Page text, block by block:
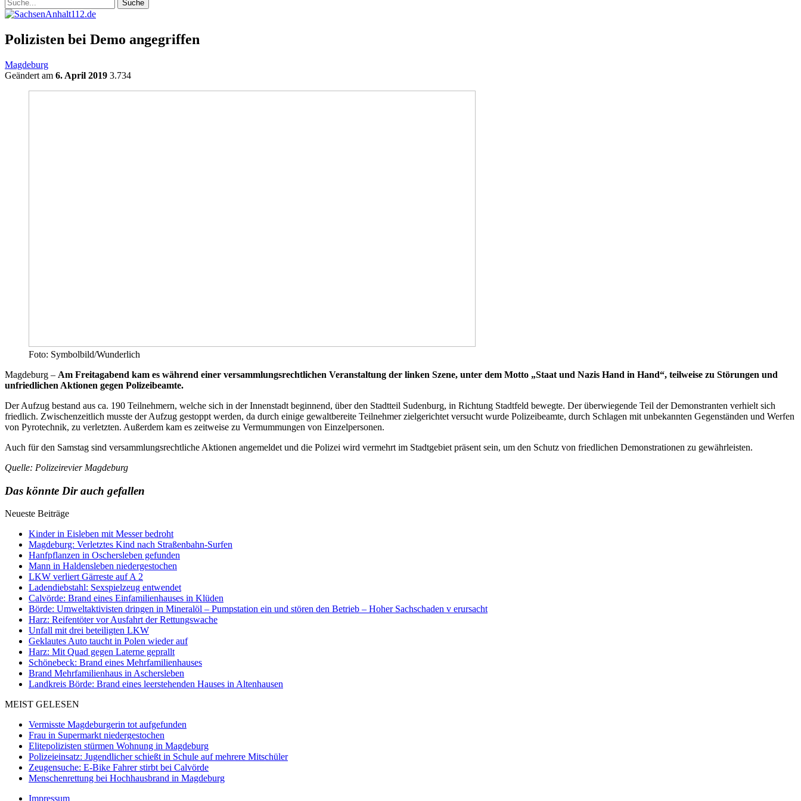
Polizisten bei Demo angegriffen
Magdeburg
Geändert am 6. April 2019 3.734
Foto: Symbolbild/Wunderlich
Magdeburg – Am Freitagabend kam es während einer versammlungsrechtlichen Veranstaltung der linken Szene, unter dem Motto „Staat und Nazis Hand in Hand“, teilweise zu Störungen und
unfriedlichen Aktionen gegen Polizeibeamte.
Der Aufzug bestand aus ca. 190 Teilnehmern, welche sich in der Innenstadt beginnend, über den Stadtteil Sudenburg, in Richtung Stadtfeld bewegte. Der überwiegende Teil der Demonstranten verhielt sich
friedlich. Zwischenzeitlich musste der Aufzug gestoppt werden, da durch einige gewaltbereite Teilnehmer zielgerichtet versucht wurde Polizeibeamte, durch Schlagen mit unbekannten Gegenständen und Werfen
von Pyrotechnik, zu verletzten. Außerdem kam es zeitweise zu Vermummungen von Einzelpersonen.
Auch für den Samstag sind versammlungsrechtliche Aktionen angemeldet und die Polizei wird vermehrt im Stadtgebiet präsent sein, um den Schutz von friedlichen Demonstrationen zu gewährleisten.
Quelle: Polizeirevier Magdeburg
Das könnte Dir auch gefallen
Neueste Beiträge
Kinder in Eisleben mit Messer bedroht
Magdeburg: Verletztes Kind nach Straßenbahn-Surfen
Hanfpflanzen in Oschersleben gefunden
Mann in Haldensleben niedergestochen
LKW verliert Gärreste auf A 2
Ladendiebstahl: Sexspielzeug entwendet
Calvörde: Brand eines Einfamilienhauses in Klüden
Börde: Umweltaktivisten dringen in Mineralöl – Pumpstation ein und stören den Betrieb – Hoher Sachschaden v erursacht
Harz: Reifentöter vor Ausfahrt der Rettungswache
Unfall mit drei beteiligten LKW
Geklautes Auto taucht in Polen wieder auf
Harz: Mit Quad gegen Laterne geprallt
Schönebeck: Brand eines Mehrfamilienhauses
Brand Mehrfamilienhaus in Aschersleben
Landkreis Börde: Brand eines leerstehenden Hauses in Altenhausen
MEIST GELESEN
Vermisste Magdeburgerin tot aufgefunden
Frau in Supermarkt niedergestochen
Elitepolizisten stürmen Wohnung in Magdeburg
Polizeieinsatz: Jugendlicher schießt in Schule auf mehrere Mitschüler
Zeugensuche: E-Bike Fahrer stirbt bei Calvörde
Menschenrettung bei Hochhausbrand in Magdeburg
Impressum